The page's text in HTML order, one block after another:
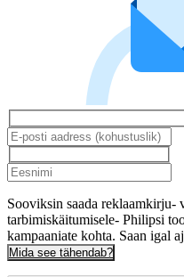
Sooviksin saada reklaamkirju-
tarbimiskäitumisele- Philipsi
kampaaniate kohta. Saan igal
Mida see tähendab?